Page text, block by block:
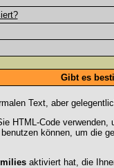
Gibt es
Text, aber
HTML-Code
können, um die
aktiviert hat, die